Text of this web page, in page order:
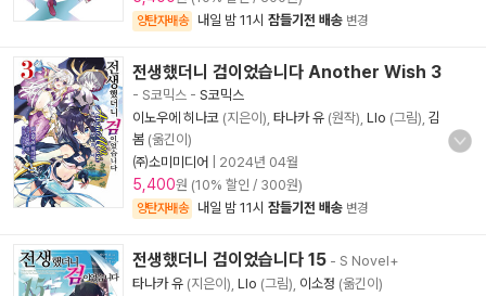
양탄자배송 내일 밤 11시 잠들기전 배송 변경
전생했더니 검이었습니다 Another Wish 3
- S코믹스 - S코믹스
이노우에 히나코 (지은이), 타나카 유 (원작), Llo (그림), 김
봄 (옮긴이)
㈜소미미디어
2024년 04월
5,400원 (10% 할인 / 300원)
양탄자배송 내일 밤 11시 잠들기전 배송 변경
전생했더니 검이었습니다 15 - S Novel+
타나카 유 (지은이), Llo (그림), 이소정 (옮긴이)